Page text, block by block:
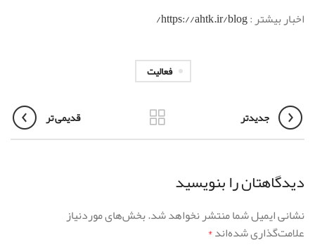
اخبار بیشتر :https://ahtk.ir/blog/
فعالیت
جدیدتر قدیمی تر
دیدگاهتان را بنویسید
نشانی ایمیل شما منتشر نخواهد شد.بخش‌های موردنیاز
علامت‌گذاری شده‌اند*